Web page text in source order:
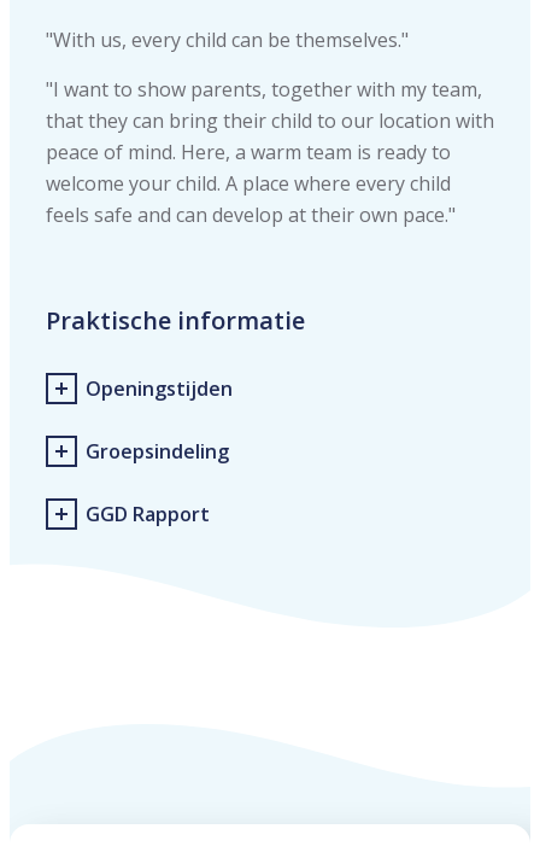
"With us, every child can be themselves."
"I want to show parents, together with my team,
that they can bring their child to our location with
peace of mind. Here, a warm team is ready to
welcome your child. A place where every child
feels safe and can develop at their own pace."
Praktische informatie
Openingstijden
Groepsindeling
GGD Rapport